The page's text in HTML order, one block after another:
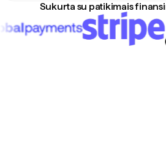
Sukurta su patikimais